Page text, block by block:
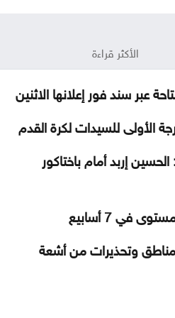
الأكثر قراءة
الأولى للسيدات لكرة القدم
إربد أمام باختاكور
في 7 أسابيع
وتحذيرات من أشعة